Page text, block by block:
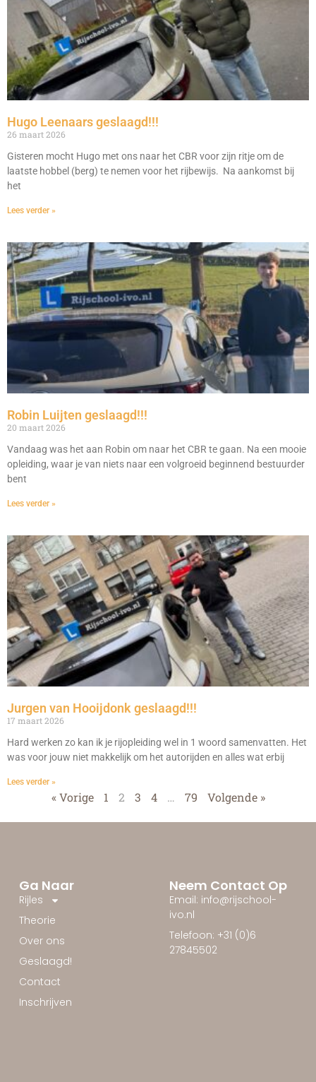
Hugo Leenaars geslaagd!!!
26 maart 2026
Gisteren mocht Hugo met ons naar het CBR voor zijn ritje om de
laatste hobbel (berg) te nemen voor het rijbewijs. Na aankomst bij
het
Lees verder »
Robin Luijten geslaagd!!!
20 maart 2026
Vandaag was het aan Robin om naar het CBR te gaan. Na een mooie
opleiding, waar je van niets naar een volgroeid beginnend bestuurder
bent
Lees verder »
Jurgen van Hooijdonk geslaagd!!!
17 maart 2026
Hard werken zo kan ik je rijopleiding wel in 1 woord samenvatten. Het
was voor jouw niet makkelijk om het autorijden en alles wat erbij
Lees verder »
« Vorige 1 2 3 4 … 79 Volgende »
Ga Naar
Rijles
Theorie
Over ons
Geslaagd!
Contact
Inschrijven
Neem Contact Op
Email: info@rijschool-
ivo.nl
Telefoon: +31 (0)6
27845502